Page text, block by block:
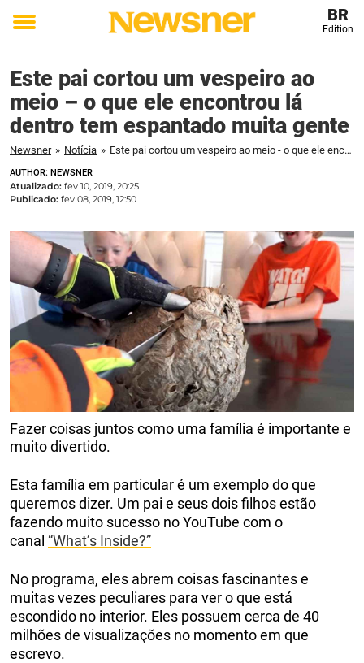
Toggle
BR
Edition
Este pai cortou um vespeiro ao
meio – o que ele encontrou lá
dentro tem espantado muita gente
Newsner » Notícia » Este pai cortou um vespeiro ao meio - o que ele encontrou lá dentro tem espantado muita gente
AUTHOR: NEWSNER
Atualizado: fev 10, 2019, 20:25
Publicado: fev 08, 2019, 12:50
Fazer coisas juntos como uma família é importante e
muito divertido.
Esta família em particular é um exemplo do que
queremos dizer. Um pai e seus dois filhos estão
fazendo muito sucesso no YouTube com o
canal “What’s Inside?”
No programa, eles abrem coisas fascinantes e
muitas vezes peculiares para ver o que está
escondido no interior. Eles possuem cerca de 40
milhões de visualizações no momento em que
escrevo.